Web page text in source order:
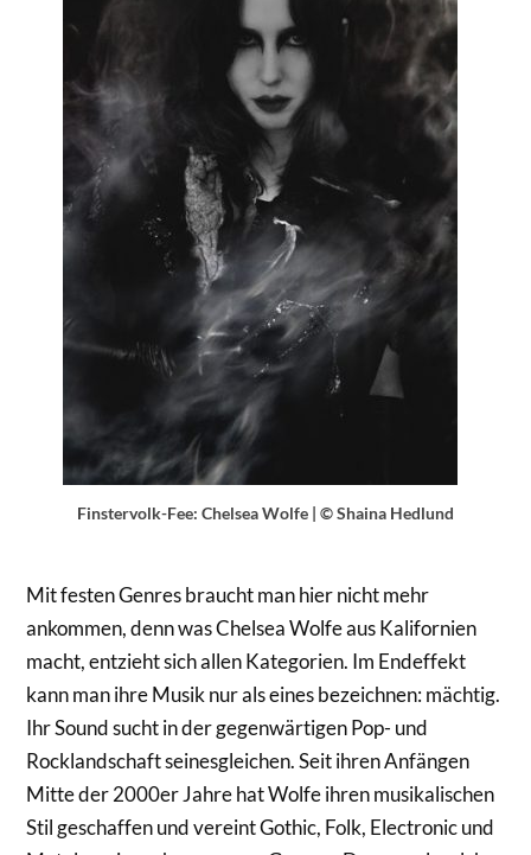
Finstervolk-Fee: Chelsea Wolfe | © Shaina Hedlund
Mit festen Genres braucht man hier nicht mehr
ankommen, denn was Chelsea Wolfe aus Kalifornien
macht, entzieht sich allen Kategorien. Im Endeffekt
kann man ihre Musik nur als eines bezeichnen: mächtig.
Ihr Sound sucht in der gegenwärtigen Pop- und
Rocklandschaft seinesgleichen. Seit ihren Anfängen
Mitte der 2000er Jahre hat Wolfe ihren musikalischen
Stil geschaffen und vereint Gothic, Folk, Electronic und